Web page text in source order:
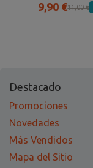
9,90 €11,00 €
Destacado
Promociones
Novedades
Más Vendidos
Mapa del Sitio